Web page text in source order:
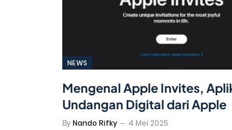
NEWS
Mengenal Apple Invites,
Undangan Digital dari Apple
ByNando Rifky 4 Mei 2025